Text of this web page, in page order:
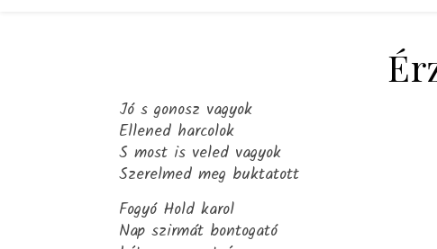
Jó s gonosz vagyok
Ellened harcolok
S most is veled vagyok
Szerelmed meg buktatott
Fogyó Hold karol
Nap szirmát bontogató